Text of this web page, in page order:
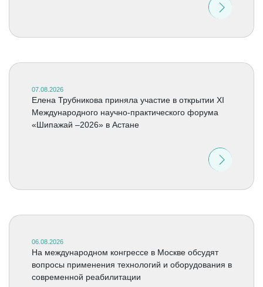
07.08.2026
Елена Трубникова приняла участие в открытии XI
Международного научно-практического форума
«Шипажай –2026» в Астане
06.08.2026
На международном конгрессе в Москве обсудят
вопросы применения технологий и оборудования в
современной реабилитации